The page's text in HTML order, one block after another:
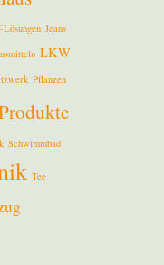
Jeans
LKW
Pflanzen
Schwimmbad
Tee